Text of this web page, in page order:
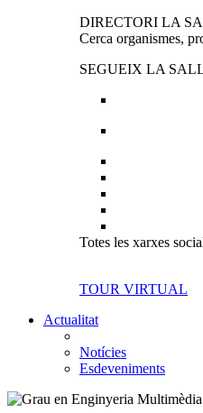
DIRECTORI LA
Cerca organismes,
SEGUEIX LA
Totes les xarxes
TOUR VIRTUAL
Actualitat
Notícies
Esdeveniments